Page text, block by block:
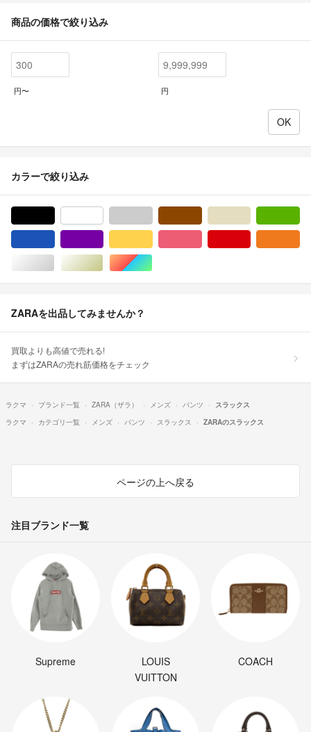
商品の価格で絞り込み
円〜 円
カラーで絞り込み
シルバー/銀色系ゴールド/金色系マルチカラー
ZARAを出品してみませんか？
買取よりも高値で売れる!
まずはZARAの売れ筋価格をチェック
ラクマ ブランド一覧 ZARA（ザラ） メンズ パンツ
スラックス
ラクマ
カテゴリ一覧 メンズ パンツ スラックス ZARAのスラックス
ページの上へ戻る
注目ブランド一覧
Supreme
LOUIS
VUITTON
COACH